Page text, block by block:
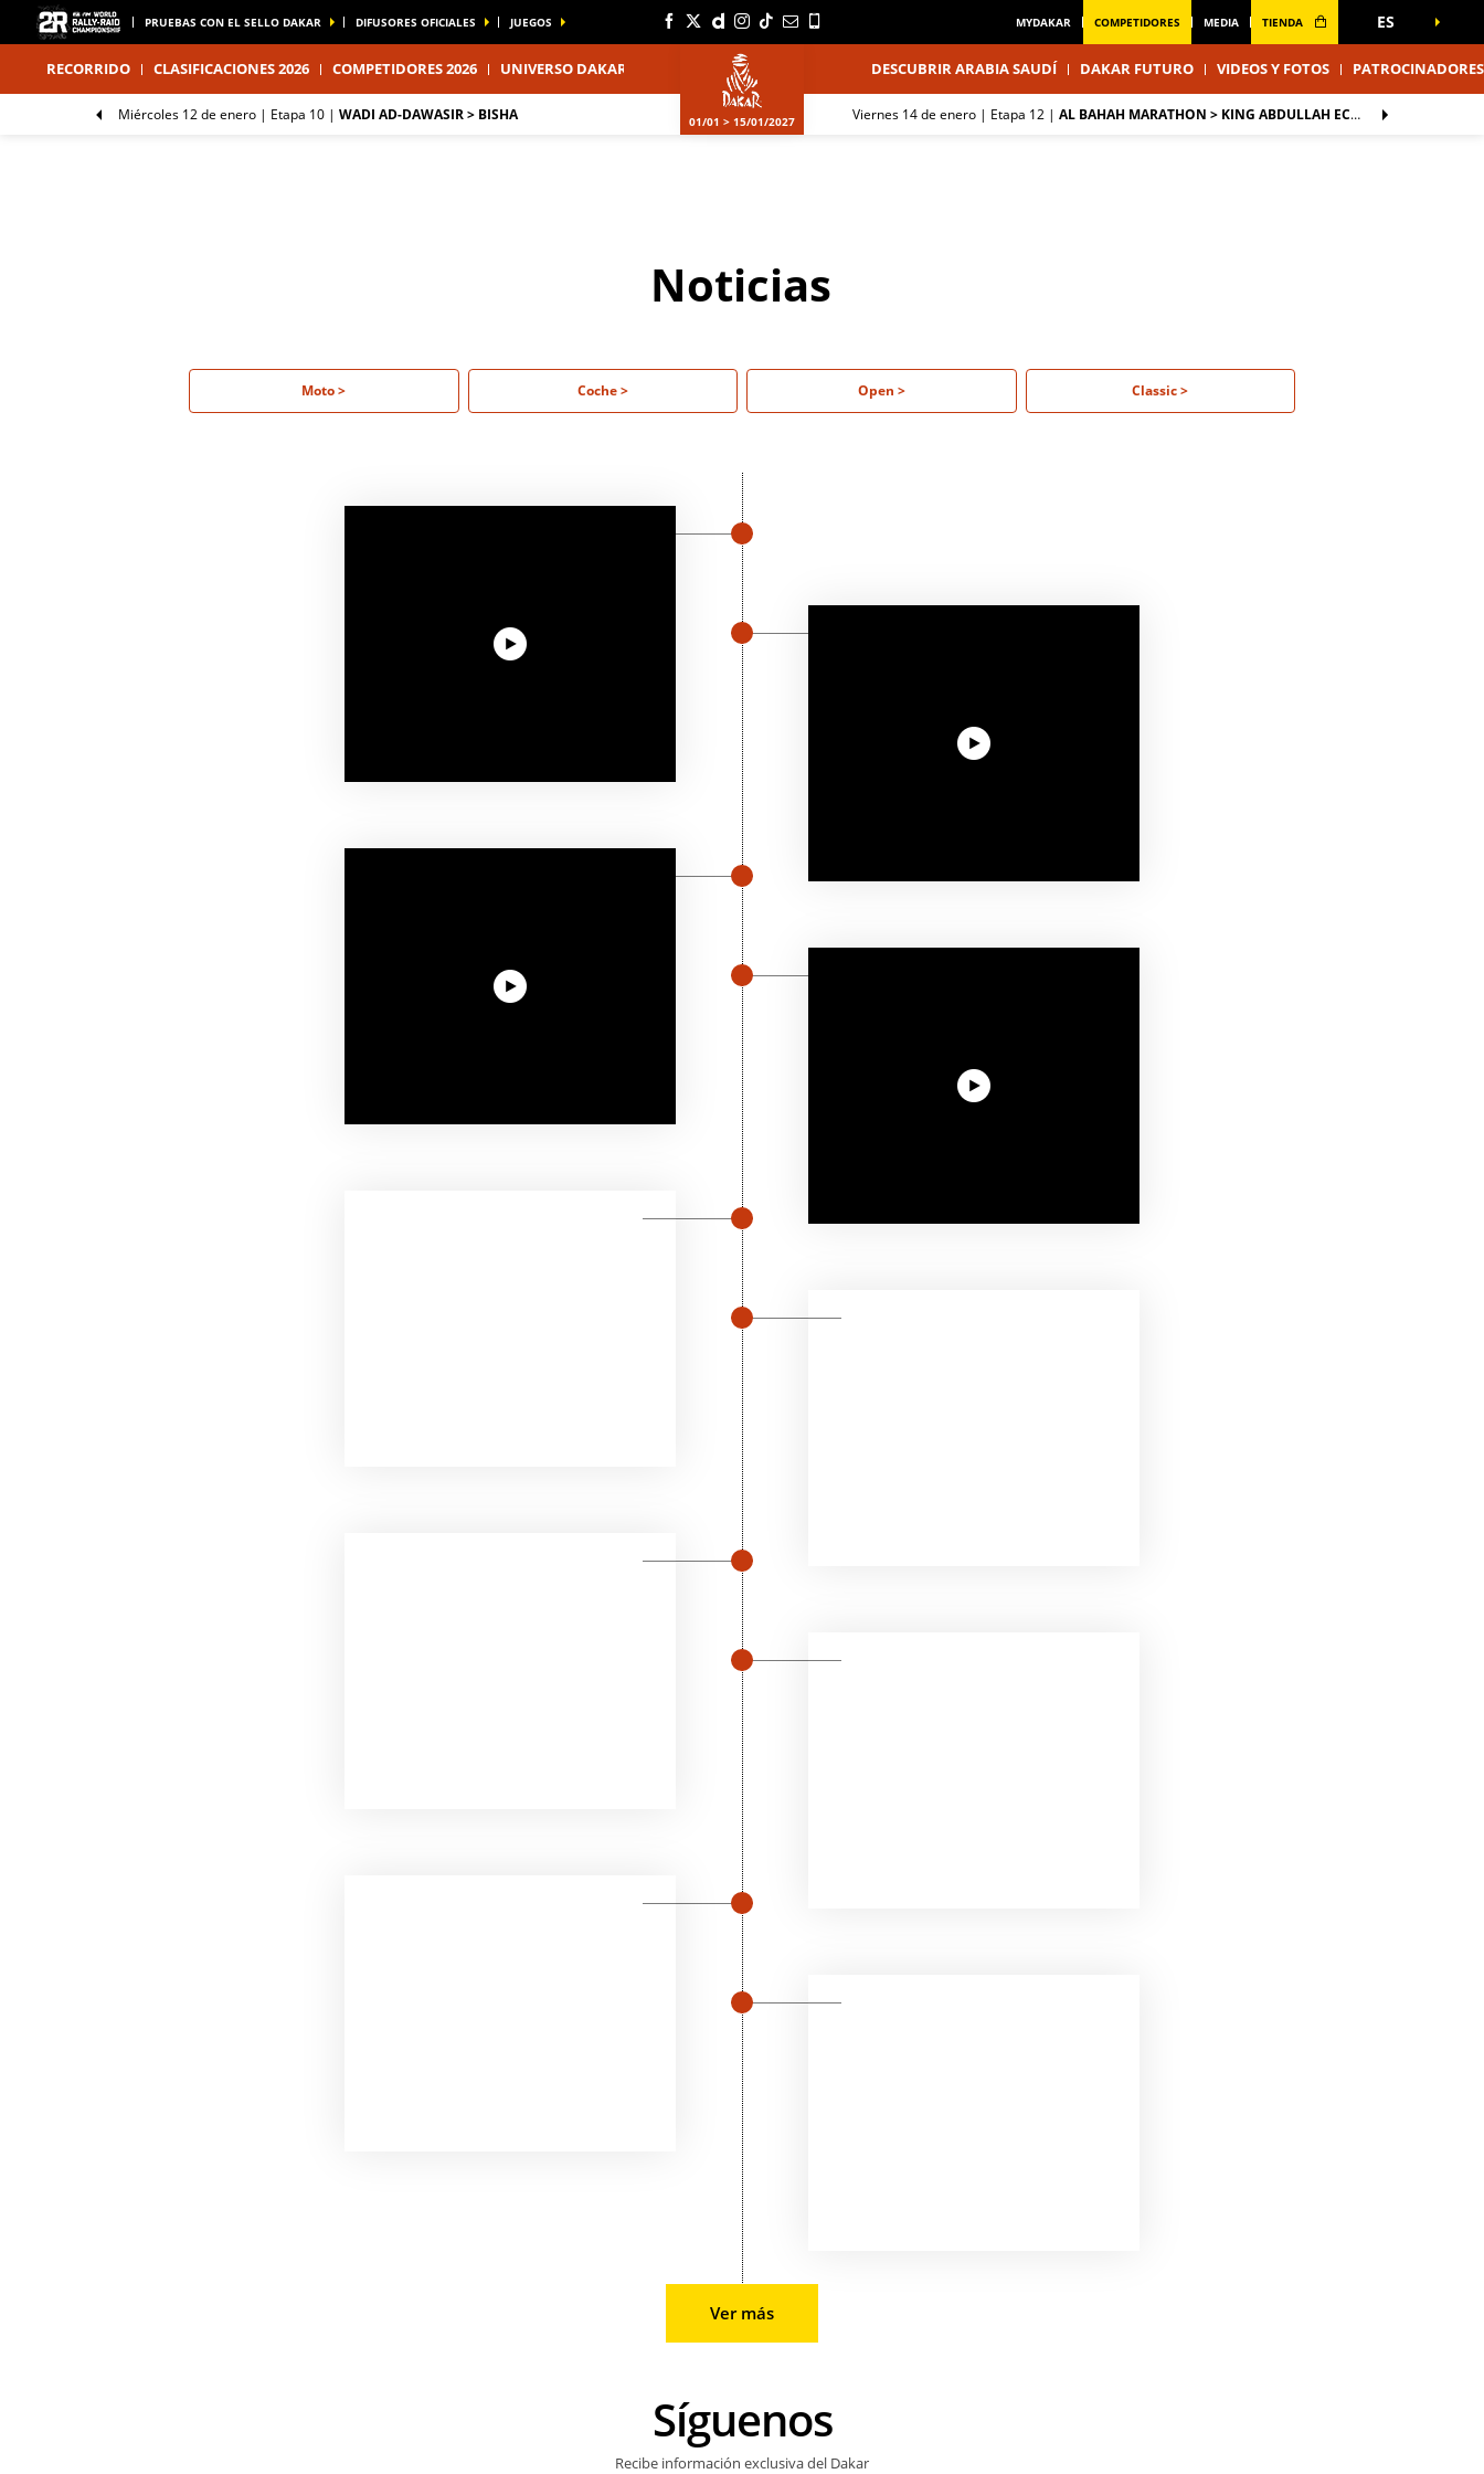
PRUEBAS CON EL SELLO DAKAR DIFUSORES OFICIALES JUEGOS MYDAKAR COMPETIDORES MEDIA TIENDA ES
RECORRIDO CLASIFICACIONES 2026 COMPETIDORES 2026 UNIVERSO DAKAR
01/01 > 15/01/2027
DESCUBRIR ARABIA SAUDÍ DAKAR FUTURO VIDEOS Y FOTOS PATROCINADORES
miércoles 12 de enero | Etapa 10 | WADI AD-DAWASIR > BISHA viernes 14 de enero | Etapa 12 | AL BAHAH MARATHON > KING ABDULLAH ECONOMIC CITY
Noticias
Moto > Coche > Open > Classic >
Ver más
Síguenos
Recibe información exclusiva del Dakar